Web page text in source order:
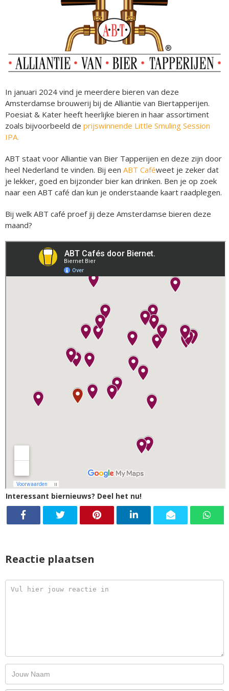
In januari 2024 vind je meerdere bieren van deze
Amsterdamse brouwerij bij de Alliantie van Biertapperijen.
Poesiat & Kater heeft heerlijke bieren in haar assortiment
zoals bijvoorbeeld de prijswinnende Little Smuling Session
IPA.
ABT staat voor Alliantie van Bier Tapperijen en deze zijn door
heel Nederland te vinden. Bij een ABT Caféweet je zeker dat
je lekker, goed en bijzonder bier kan drinken. Ben je op zoek
naar een ABT café dan kun je onderstaande kaart raadplegen.
Bij welk ABT café proef jij deze Amsterdamse bieren deze
maand?
Interessant biernieuws? Deel het nu!
Reactie plaatsen